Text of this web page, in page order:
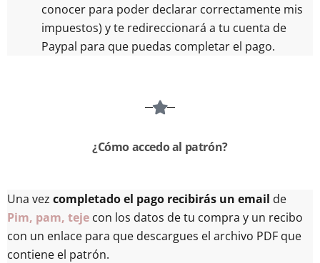
conocer para poder declarar correctamente mis
impuestos) y te redireccionará a tu cuenta de
Paypal para que puedas completar el pago.
¿Cómo accedo al patrón?
Una vez completado el pago recibirás un email de
Pim, pam, teje con los datos de tu compra y un recibo
con un enlace para que descargues el archivo PDF que
contiene el patrón.